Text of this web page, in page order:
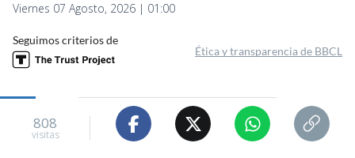
Viernes 07 Agosto, 2026 | 01:00
Seguimos criterios de
Ética y transparencia de BBCL
808
visitas